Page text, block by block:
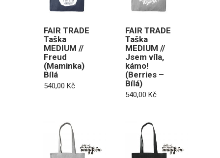
FAIR TRADE
Taška
MEDIUM //
Freud
(Maminka)
Bílá
540,00 Kč
FAIR TRADE
Taška
MEDIUM //
Jsem víla,
kámo!
(Berries –
Bílá)
540,00 Kč